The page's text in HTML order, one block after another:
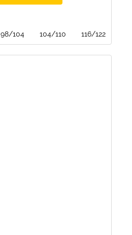
98/104 104/110 116/122